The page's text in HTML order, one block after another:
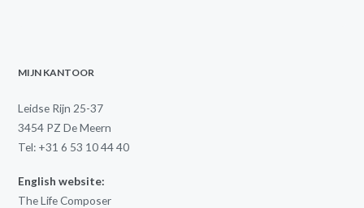
MIJN KANTOOR
Leidse Rijn 25-37
3454 PZ De Meern
Tel: +31 6 53 10 44 40
English website:
The Life Composer